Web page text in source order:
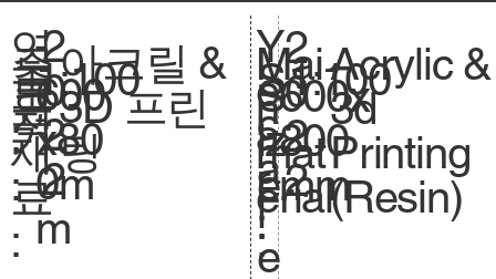
연
도
:
2
0
2
2
주
요
재
료
:
축
척
.
아크릴 &
3D 프린
팅
1:100
크
기
.
600
x80
0m
m
Y
e
a
r
:
Mai
n
mat
erial
:
S
c
a
l
e
S
iz
e.
2
0
2
2
1:100
600x
800
mm
Acrylic &
3d
Printing
(Resin)